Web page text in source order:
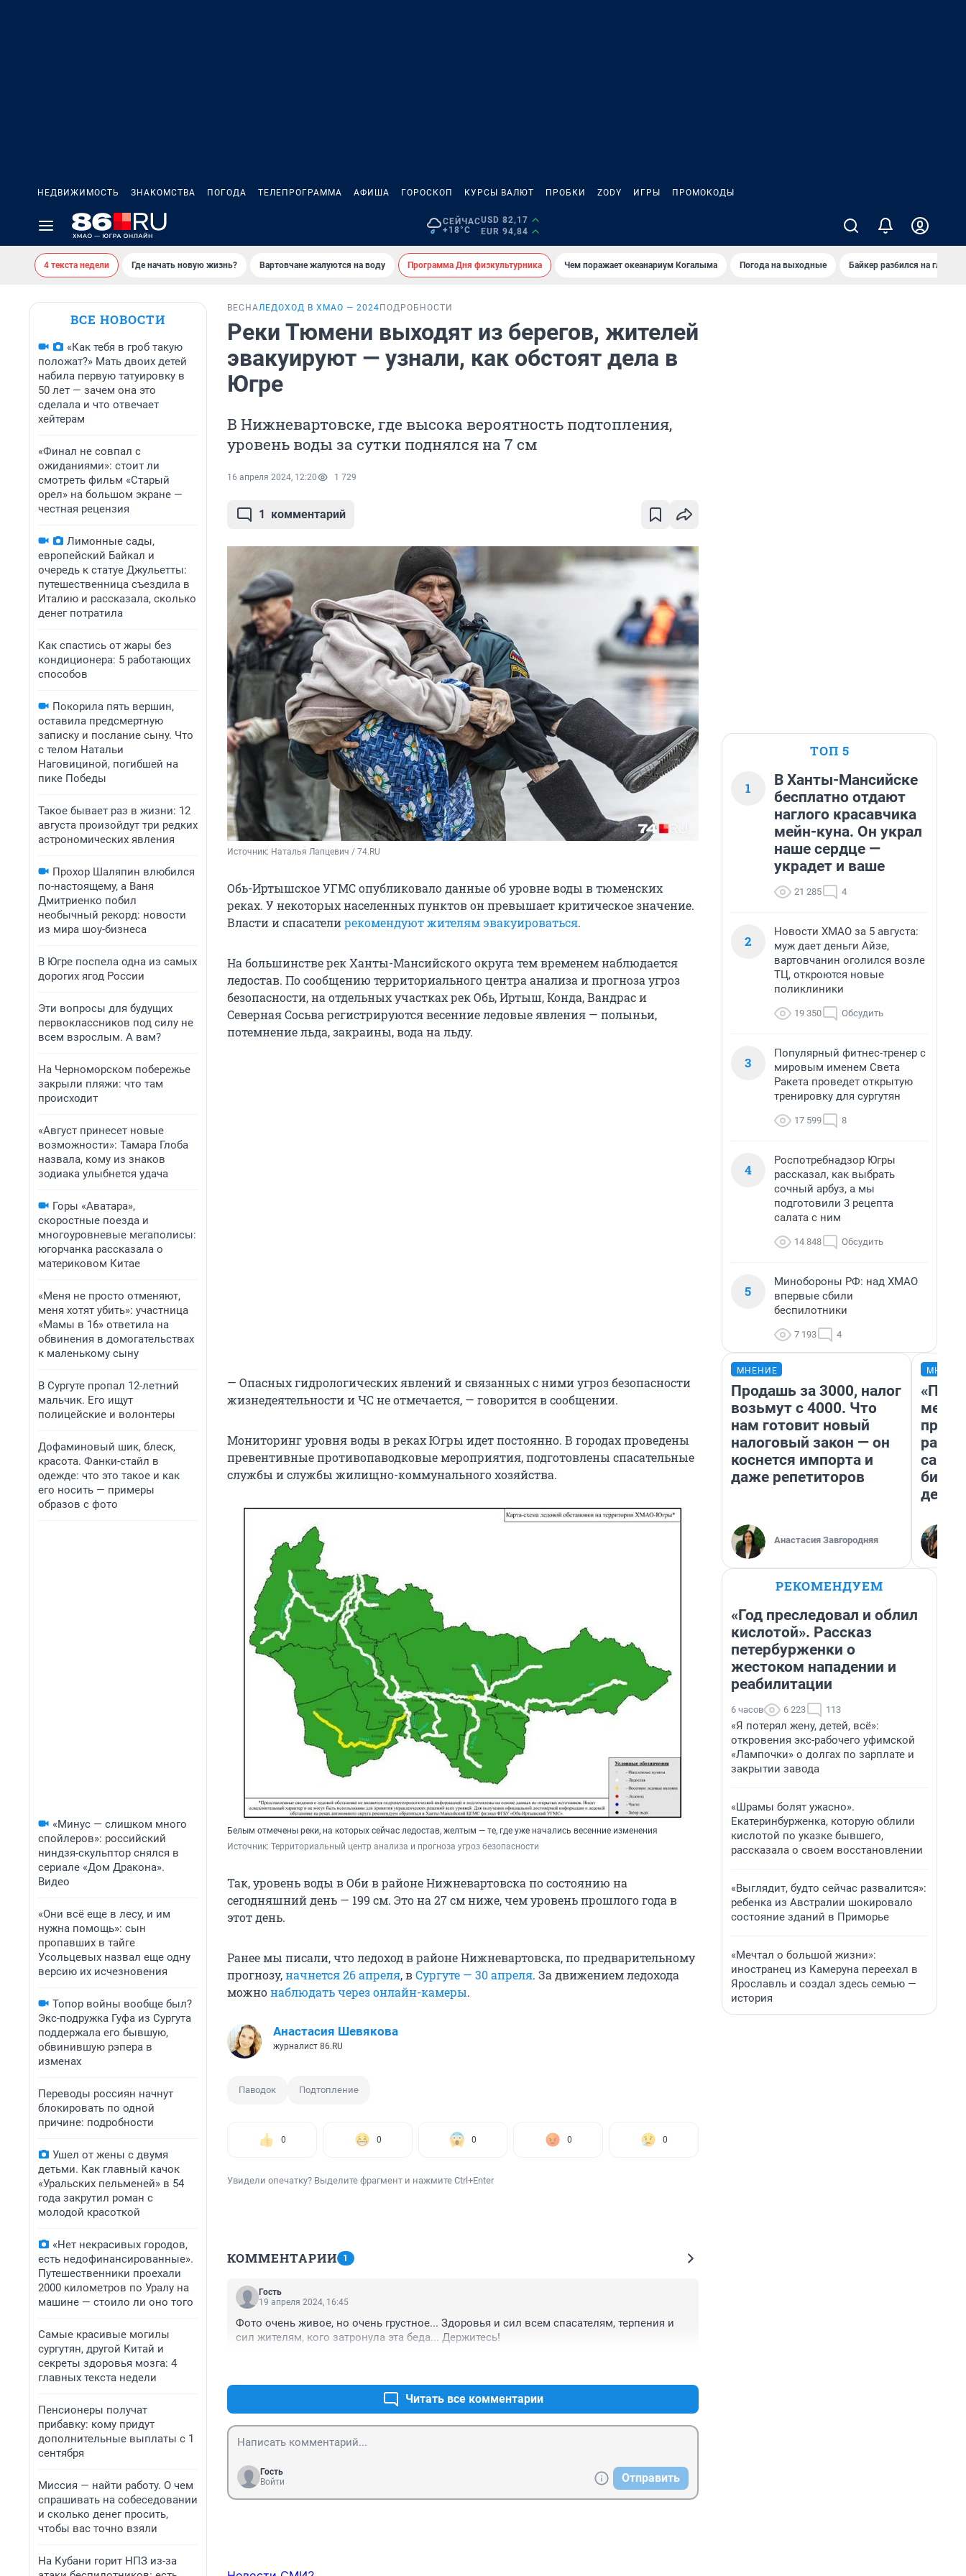
НЕДВИЖИМОСТЬ ЗНАКОМСТВА ПОГОДА ТЕЛЕПРОГРАММА АФИША ГОРОСКОП КУРСЫ ВАЛЮТ ПРОБКИ ZODY ИГРЫ ПРОМОКОДЫ
СЕЙЧАС
+18°C
USD 82,17
EUR 94,84
4 текста недели Где начать новую жизнь? Вартовчане жалуются на воду Программа Дня физкультурника Чем поражает океанариум Когалыма Погода на выходные Байкер разбился на глазах
ВСЕ НОВОСТИ
«Как тебя в гроб такую
положат?» Мать двоих детей
набила первую татуировку в
50 лет — зачем она это
сделала и что отвечает
хейтерам
«Финал не совпал с
ожиданиями»: стоит ли
смотреть фильм «Старый
орел» на большом экране —
честная рецензия
Лимонные сады,
европейский Байкал и
очередь к статуе Джульетты:
путешественница съездила в
Италию и рассказала, сколько
денег потратила
Как спастись от жары без
кондиционера: 5 работающих
способов
Покорила пять вершин,
оставила предсмертную
записку и послание сыну. Что
с телом Натальи
Наговициной, погибшей на
пике Победы
Такое бывает раз в жизни: 12
августа произойдут три редких
астрономических явления
Прохор Шаляпин влюбился
по-настоящему, а Ваня
Дмитриенко побил
необычный рекорд: новости
из мира шоу-бизнеса
В Югре поспела одна из самых
дорогих ягод России
Эти вопросы для будущих
первоклассников под силу не
всем взрослым. А вам?
На Черноморском побережье
закрыли пляжи: что там
происходит
«Август принесет новые
возможности»: Тамара Глоба
назвала, кому из знаков
зодиака улыбнется удача
Горы «Аватара»,
скоростные поезда и
многоуровневые мегаполисы:
югорчанка рассказала о
материковом Китае
«Меня не просто отменяют,
меня хотят убить»: участница
«Мамы в 16» ответила на
обвинения в домогательствах
к маленькому сыну
В Сургуте пропал 12-летний
мальчик. Его ищут
полицейские и волонтеры
Дофаминовый шик, блеск,
красота. Фанки-стайл в
одежде: что это такое и как
его носить — примеры
образов с фото
«Минус — слишком много
спойлеров»: российский
ниндзя-скульптор снялся в
сериале «Дом Дракона».
Видео
«Они всё еще в лесу, и им
нужна помощь»: сын
пропавших в тайге
Усольцевых назвал еще одну
версию их исчезновения
Топор войны вообще был?
Экс-подружка Гуфа из Сургута
поддержала его бывшую,
обвинившую рэпера в
изменах
Переводы россиян начнут
блокировать по одной
причине: подробности
Ушел от жены с двумя
детьми. Как главный качок
«Уральских пельменей» в 54
года закрутил роман с
молодой красоткой
«Нет некрасивых городов,
есть недофинансированные».
Путешественники проехали
2000 километров по Уралу на
машине — стоило ли оно того
Самые красивые могилы
сургутян, другой Китай и
секреты здоровья мозга: 4
главных текста недели
Пенсионеры получат
прибавку: кому придут
дополнительные выплаты с 1
сентября
Миссия — найти работу. О чем
спрашивать на собеседовании
и сколько денег просить,
чтобы вас точно взяли
На Кубани горит НПЗ из-за
ВЕСНАЛЕДОХОД В ХМАО — 2024 ПОДРОБНОСТИ
Реки Тюмени выходят из берегов, жителей
эвакуируют — узнали, как обстоят дела в
Югре
В Нижневартовске, где высока вероятность подтопления,
уровень воды за сутки поднялся на 7 см
16 апреля 2024, 12:20 1 729
1 комментарий
Источник: Наталья Лапцевич / 74.RU
Обь-Иртышское УГМС опубликовало данные об уровне воды в тюменских
реках. У некоторых населенных пунктов он превышает критическое значение.
Власти и спасателирекомендуют жителям эвакуироваться.
На большинстве рек Ханты-Мансийского округа тем временем наблюдается
ледостав. По сообщению территориального центра анализа и прогноза угроз
безопасности, на отдельных участках рек Обь, Иртыш, Конда, Вандрас и
Северная Сосьва регистрируются весенние ледовые явления — полыньи,
потемнение льда, закраины, вода на льду.
— Опасных гидрологических явлений и связанных с ними угроз безопасности
жизнедеятельности и ЧС не отмечается, — говорится в сообщении.
Мониторинг уровня воды в реках Югры идет постоянно. В городах проведены
превентивные противопаводковые мероприятия, подготовлены спасательные
службы и службы жилищно-коммунального хозяйства.
Белым отмечены реки, на которых сейчас ледостав, желтым — те, где уже начались весенние изменения
Источник: Территориальный центр анализа и прогноза угроз безопасности
Так, уровень воды в Оби в районе Нижневартовска по состоянию на
сегодняшний день — 199 см. Это на 27 см ниже, чем уровень прошлого года в
этот день.
Ранее мы писали, что ледоход в районе Нижневартовска, по предварительному
прогнозу,начнется 26 апреля, вСургуте — 30 апреля. За движением ледохода
можнонаблюдать через онлайн-камеры.
Анастасия Шевякова
журналист 86.RU
Паводок Подтопление
0 0 0 0 0
Увидели опечатку? Выделите фрагмент и нажмите Ctrl+Enter
КОММЕНТАРИИ 1
Гость
19 апреля 2024, 16:45
Фото очень живое, но очень грустное... Здоровья и сил всем спасателям, терпения и
сил жителям, кого затронула эта беда... Держитесь!
Читать все комментарии
Гость
Войти
Отправить
ТОП 5
1
В Ханты-Мансийске
бесплатно отдают
наглого красавчика
мейн-куна. Он украл
наше сердце —
украдет и ваше
21 285 4
2
Новости ХМАО за 5 августа:
муж дает деньги Айзе,
вартовчанин оголился возле
ТЦ, откроются новые
поликлиники
19 350 Обсудить
3
Популярный фитнес-тренер с
мировым именем Света
Ракета проведет открытую
тренировку для сургутян
17 599 8
4
Роспотребнадзор Югры
рассказал, как выбрать
сочный арбуз, а мы
подготовили 3 рецепта
салата с ним
14 848 Обсудить
5
Минобороны РФ: над ХМАО
впервые сбили
беспилотники
7 193 4
МНЕНИЕ
Продашь за 3000, налог
возьмут с 4000. Что
нам готовит новый
налоговый закон — он
коснется импорта и
даже репетиторов
Анастасия Завгородняя
РЕКОМЕНДУЕМ
«Год преследовал и облил
кислотой». Рассказ
петербурженки о
жестоком нападении и
реабилитации
6 часов 6 223 113
«Я потерял жену, детей, всё»:
откровения экс-рабочего уфимской
«Лампочки» о долгах по зарплате и
закрытии завода
«Шрамы болят ужасно».
Екатеринбурженка, которую облили
кислотой по указке бывшего,
рассказала о своем восстановлении
«Выглядит, будто сейчас развалится»:
ребенка из Австралии шокировало
состояние зданий в Приморье
«Мечтал о большой жизни»:
иностранец из Камеруна переехал в
Ярославль и создал здесь семью —
история